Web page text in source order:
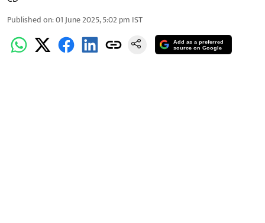
Published on:01 June 2025, 5:02 pm IST
Add as a preferred
source on Google